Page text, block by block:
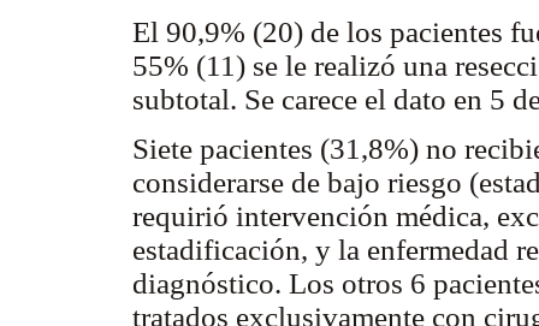
El 90,9% (20) de los pacientes
55% (11) se le realizó una
subtotal. Se carece el dato en 5
Siete pacientes (31,8%) no
considerarse de bajo riesgo
requirió intervención médica,
estadificación, y la enfermedad
diagnóstico. Los otros 6
tratados exclusivamente con